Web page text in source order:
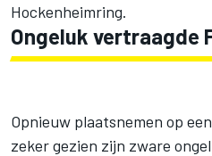
Hockenheimring.
Ongeluk vertraagde
Opnieuw plaatsnemen op
zeker gezien zijn zware